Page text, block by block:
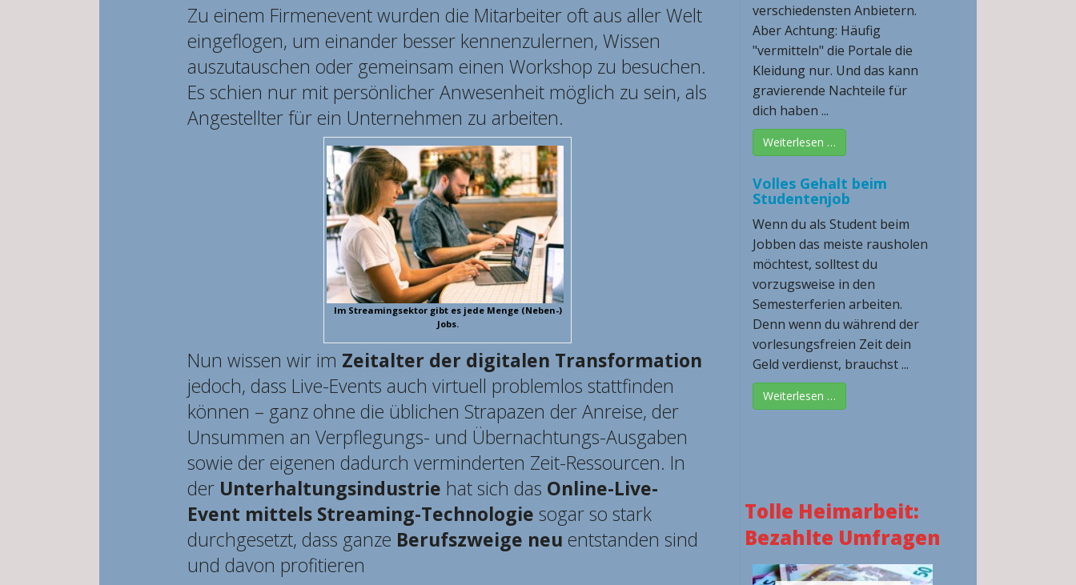
Zu einem Firmenevent wurden die Mitarbeiter oft aus aller Welt
eingeflogen, um einander besser kennenzulernen, Wissen
auszutauschen oder gemeinsam einen Workshop zu besuchen.
Es schien nur mit persönlicher Anwesenheit möglich zu sein, als
Angestellter für ein Unternehmen zu arbeiten.
Im Streamingsektor gibt es jede Menge (Neben-)
Jobs.
Nun wissen wir im Zeitalter der digitalen Transformation
jedoch, dass Live-Events auch virtuell problemlos stattfinden
können – ganz ohne die üblichen Strapazen der Anreise, der
Unsummen an Verpflegungs- und Übernachtungs-Ausgaben
sowie der eigenen dadurch verminderten Zeit-Ressourcen. In
der Unterhaltungsindustrie hat sich das Online-Live-
Event mittels Streaming-Technologie sogar so stark
durchgesetzt, dass ganze Berufszweige neu entstanden sind
und davon profitieren
verschiedensten Anbietern.
Aber Achtung: Häufig
"vermitteln" die Portale die
Kleidung nur. Und das kann
gravierende Nachteile für
dich haben ...
Weiterlesen …
Volles Gehalt beim
Studentenjob
Wenn du als Student beim
Jobben das meiste rausholen
möchtest, solltest du
vorzugsweise in den
Semesterferien arbeiten.
Denn wenn du während der
vorlesungsfreien Zeit dein
Geld verdienst, brauchst ...
Weiterlesen …
Tolle Heimarbeit:
Bezahlte Umfragen